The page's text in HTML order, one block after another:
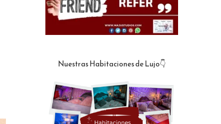
Nuestras Habitaciones de Lujo👇